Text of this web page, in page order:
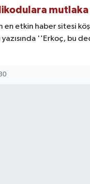
en etkin haber sitesi
yazısında ''Erkoç, bu